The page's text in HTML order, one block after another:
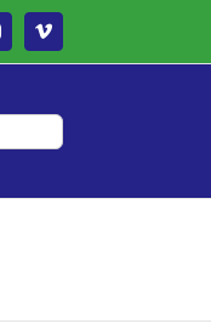
InstagramVimeo